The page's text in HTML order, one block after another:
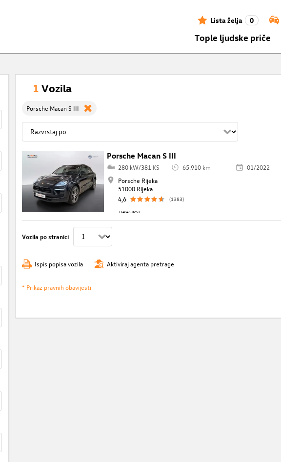
Lista želja 0
Tople ljudske priče
1 Vozila
Porsche Macan S III
Porsche Macan S III
280 kW/381 KS 65.910 km
01/2022
Porsche Rijeka
51000 Rijeka
4,6
(1383)
11484/10253
Vozila po stranici
Ispis popisa vozila Aktiviraj agenta pretrage
* Prikaz pravnih obavijesti